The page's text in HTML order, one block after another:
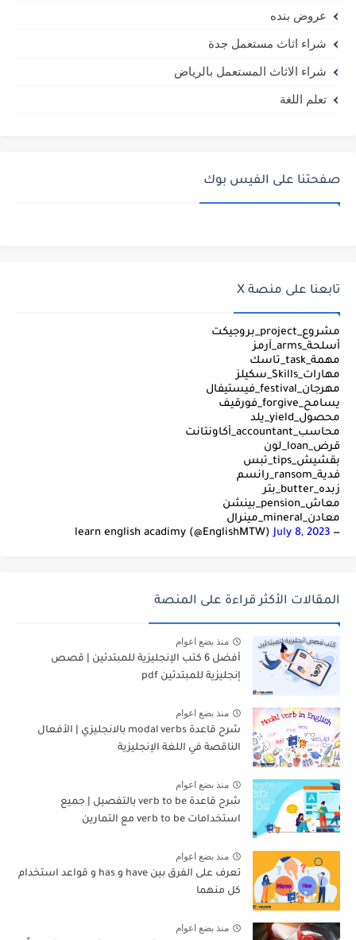
عروض بنده
شراء اثاث مستعمل جدة
شراء الاثاث المستعمل بالرياض
تعلم اللغة
صفحتنا على الفيس بوك
تابعنا على منصة X
مشروع_project_بروجيكت
أسلحة_arms_آرمز
مهمة_task_تاسك
مهارات_Skills_سكيلز
مهرجان_festival_فيستيفال
يسامح_forgive_فورقيف
محصول_yield_يلد
محاسب_accountant_أكاونتانت
قرض_loan_لون
بقشيش_tips_تبس
فدية_ransom_رانسم
زبده_butter_بتر
معاش_pension_بينشن
معادن_mineral_مينرال
— learn english acadimy (@EnglishMTW)
July 8, 2023
المقالات الأكثر قراءة على المنصة
منذ بضع اعوام
أفضل 6 كتب الإنجليزية للمبتدئين | قصص
إنجليزية للمبتدئين pdf
منذ بضع اعوام
شرح قاعدة modal verbs بالانجليزي | الأفعال
الناقصة في اللغة الإنجليزية
منذ بضع اعوام
شرح قاعدة verb to be بالتفصيل | جميع
استخدامات verb to be مع التمارين
منذ بضع اعوام
تعرف على الفرق بين have و has و قواعد استخدام
كل منهما
منذ بضع اعوام